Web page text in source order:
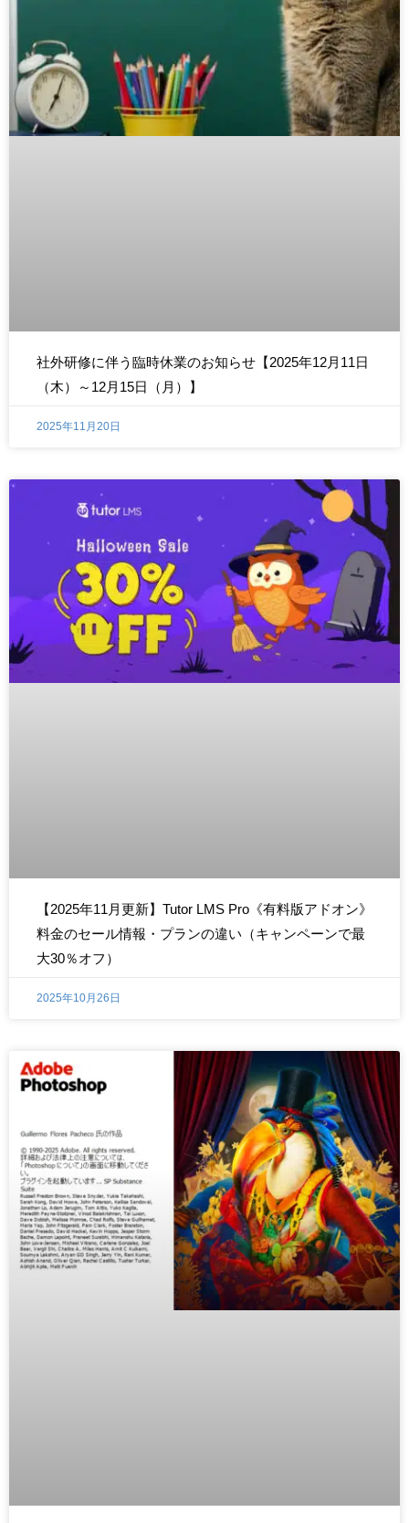
社外研修に伴う臨時休業のお知らせ【2025年12月11日
（木）～12月15日（月）】
2025年11月20日
【2025年11月更新】Tutor LMS Pro《有料版アドオン》
料金のセール情報・プランの違い（キャンペーンで最
大30％オフ）
2025年10月26日